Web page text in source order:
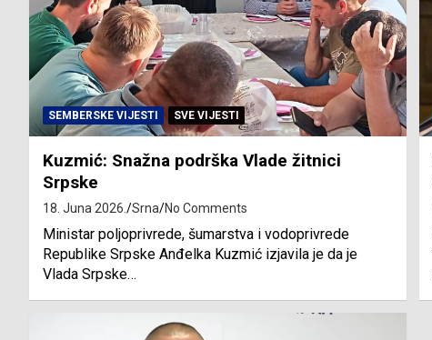
SEMBERSKE VIJESTI SVE VIJESTI
Kuzmić: Snažna podrška Vlade žitnici
Srpske
18. Juna 2026. Srna No Comments
Ministar poljoprivrede, šumarstva i vodoprivrede
Republike Srpske Anđelka Kuzmić izjavila je da je
Vlada Srpske…